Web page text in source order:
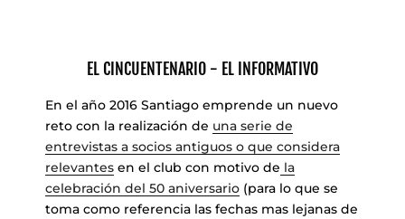
EL CINCUENTENARIO - EL INFORMATIVO
En el año 2016 Santiago emprende un nuevo
reto con la realización de una serie de
entrevistas a socios antiguos o que considera
relevantes en el club con motivo de la
celebración del 50 aniversario (para lo que se
toma como referencia las fechas mas lejanas de